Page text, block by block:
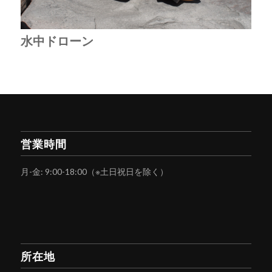
水中ドローン
営業時間
月-金: 9:00-18:00（※土日祝日を除く）
所在地